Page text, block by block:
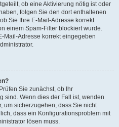
ob eine Aktivierung nötig ist oder
folgen Sie den dort enthaltenen
Sie Ihre E-Mail-Adresse korrekt
einem Spam-Filter blockiert wurde.
Mail-Adresse korrekt eingegeben
Sie zunächst, ob Ihr
sind. Wenn dies der Fall ist, wenden
um sicherzugehen, dass Sie nicht
dass ein Konfigurationsproblem mit
lösen muss.